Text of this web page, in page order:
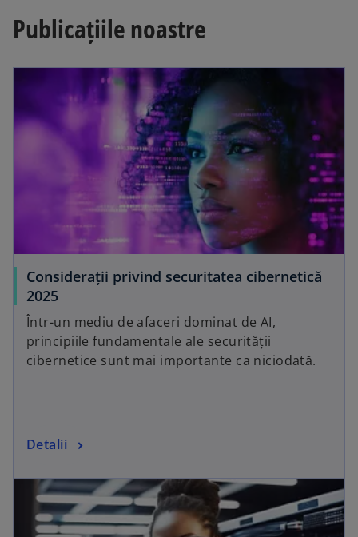
Publicațiile noastre
Considerații privind securitatea cibernetică
2025o
e
n
s
n
w
t
a
Într-un mediu de afaceri dominat de AI,
principiile fundamentale ale securității
cibernetice sunt mai importante ca niciodată.
Detalii
o
e
opens in a new tab